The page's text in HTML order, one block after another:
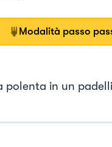
Modalità passo
polenta in un